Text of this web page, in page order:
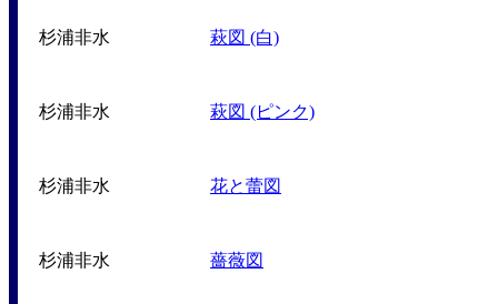
杉浦非水 萩図 (白)
杉浦非水 萩図 (ピンク)
杉浦非水 花と蕾図
杉浦非水 薔薇図